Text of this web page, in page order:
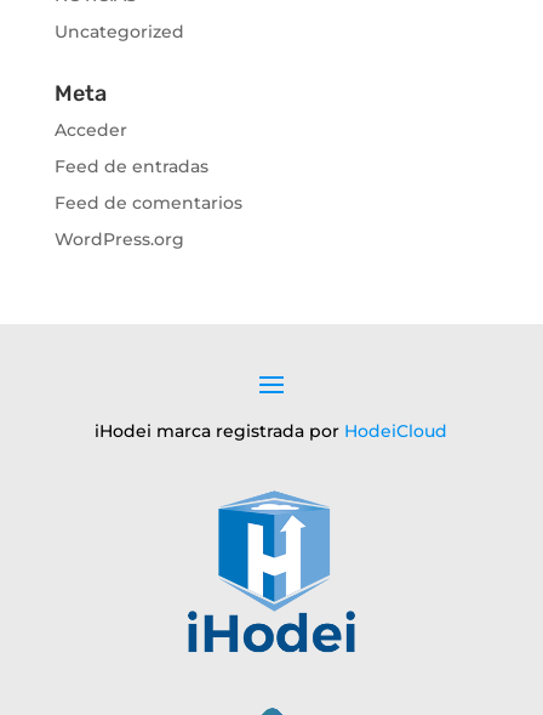
Uncategorized
Meta
Acceder
Feed de entradas
Feed de comentarios
WordPress.org
iHodei marca registrada por HodeiCloud